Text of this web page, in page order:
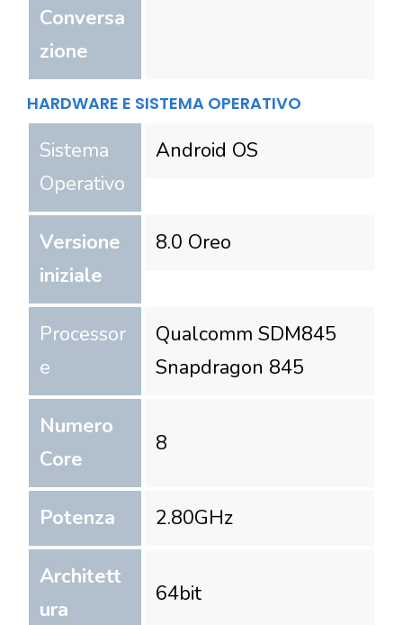
Conversa
zione
HARDWARE E SISTEMA OPERATIVO
Sistema
Operativo
Android OS
Versione
iniziale
8.0 Oreo
Processor
e
Qualcomm SDM845
Snapdragon 845
Numero
Core
8
Potenza 2.80GHz
Architett
ura
64bit